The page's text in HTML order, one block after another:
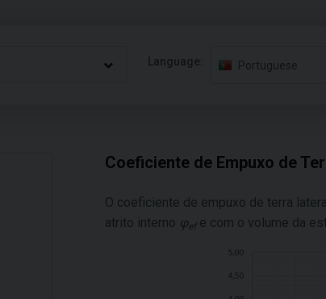
Language: Portuguese
Coeficiente de Empuxo de
O coeficiente de empuxo de terra
atrito interno φef e com o volume da